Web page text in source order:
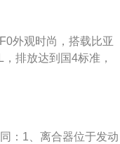
生形弦酷前大灯、一
洋溢着时尚气息；内
格防潜滑座椅、MP3+
外观时尚，搭载比亚
排放达到国4标准，
动力转向等一应俱
体式掀背行李箱门、
：1、离合器位于发动